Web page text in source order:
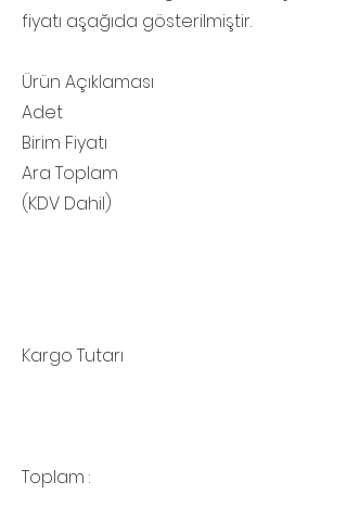
fiyatı aşağıda gösterilmiştir.
Ürün Açıklaması
Adet
Birim Fiyatı
Ara Toplam
(KDV Dahil)
Kargo Tutarı
Toplam :